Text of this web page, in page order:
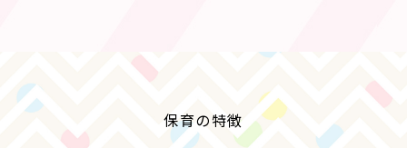
保育の特徴